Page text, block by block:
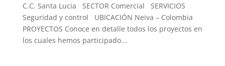
C.C. Santa Lucia SECTOR Comercial SERVICIOS
Seguridad y control UBICACIÓN Neiva – Colombia
PROYECTOS Conoce en detalle todos los proyectos en
los cuales hemos participado...